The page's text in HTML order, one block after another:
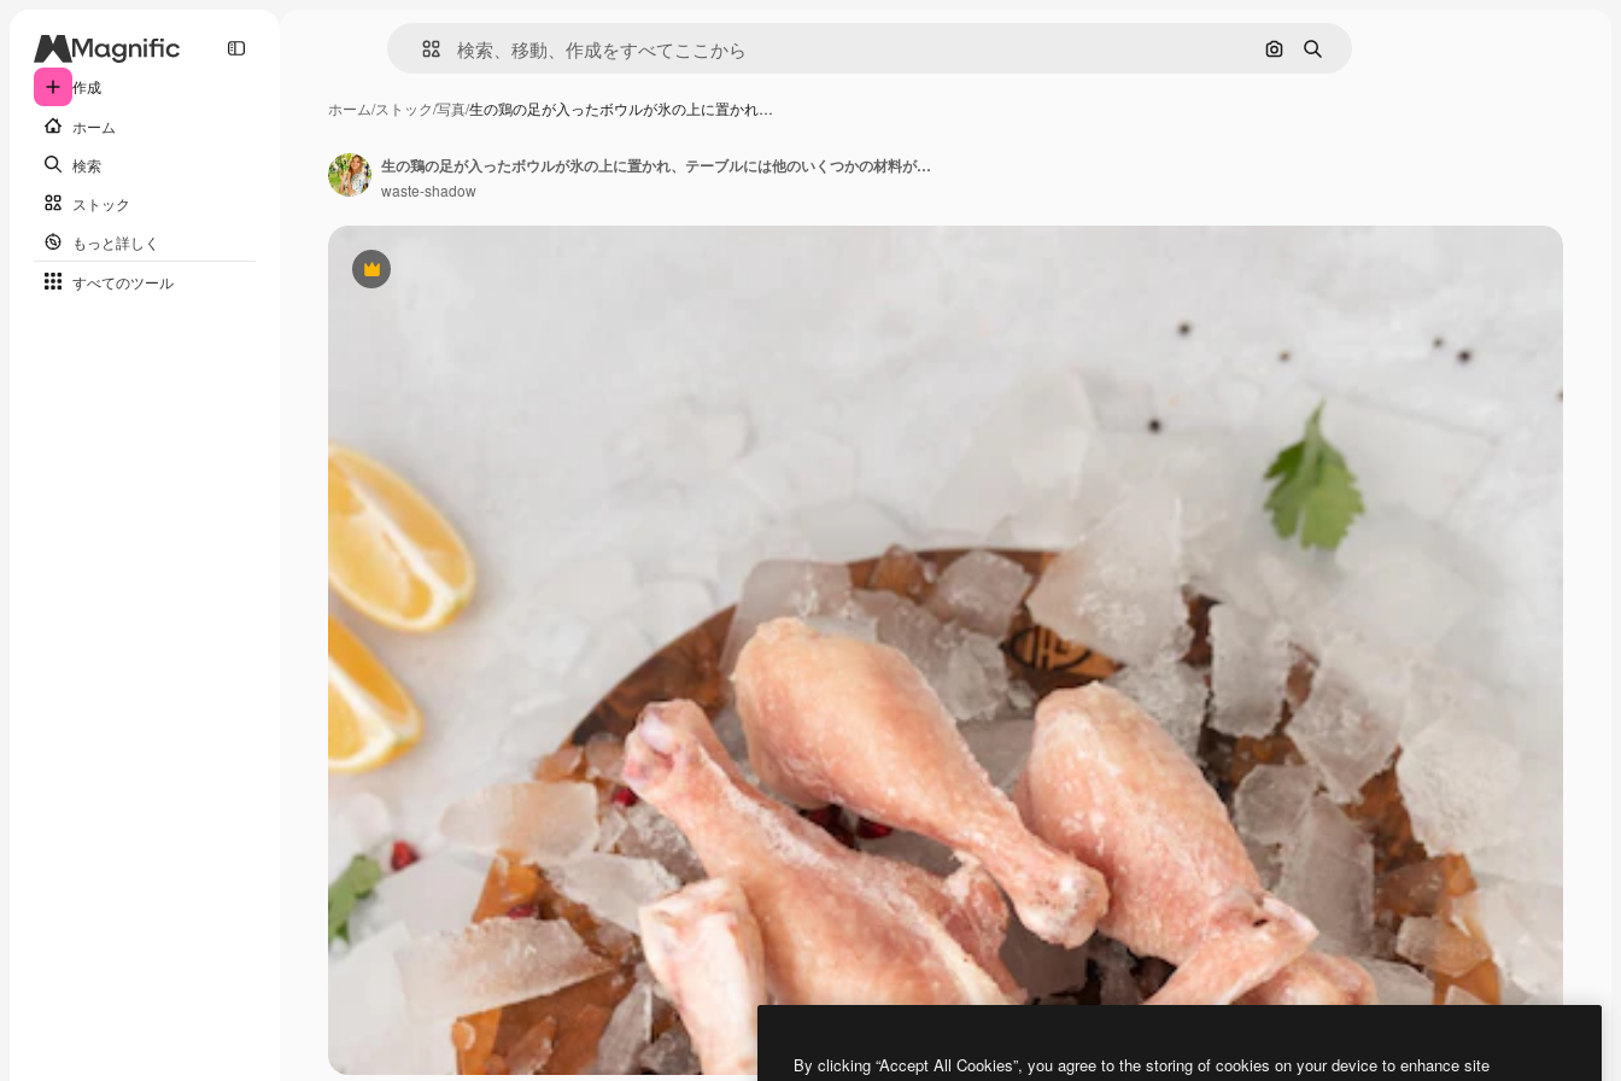
作成
ホーム
検索
ストック
もっと詳しく
すべてのツール
画像で検索
検索
ホーム/ストック/写真/生の鶏の足が入ったボウルが氷の上に置かれ…
Premium
生の鶏の足が入ったボウルが氷の上に置かれ、テーブルには他のいくつかの材料が置かれています。
waste-shadow
By clicking “Accept All Cookies”, you agree to the storing of cookies on your device to enhance site